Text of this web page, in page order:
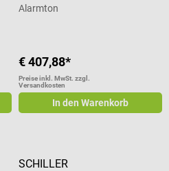
Alarmton
€ 407,88*
Preise inkl. MwSt. zzgl.
Versandkosten
In den Warenkorb
SCHILLER